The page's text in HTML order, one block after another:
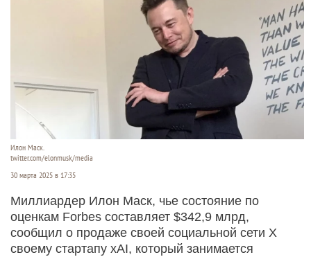
Илон Маск.
twitter.com/elonmusk/media
30 марта 2025 в 17:35
Миллиардер Илон Маск, чье состояние по
оценкам Forbes составляет $342,9 млрд,
сообщил о продаже своей социальной сети X
своему стартапу xAI, который занимается